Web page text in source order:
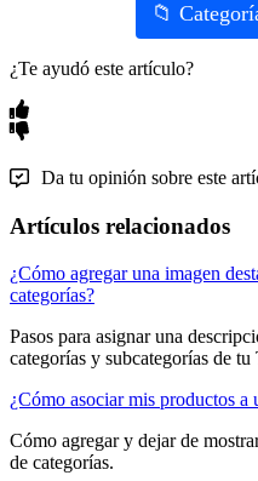
📁
¿Te ayudó este artículo?
Da tu opinión sobre este
Artículos relacionados
¿Cómo agregar una imagen
categorías?
Pasos para asignar una
categorías y subcategorías de tu
¿Cómo asociar mis productos a
Cómo agregar y dejar de
de categorías.